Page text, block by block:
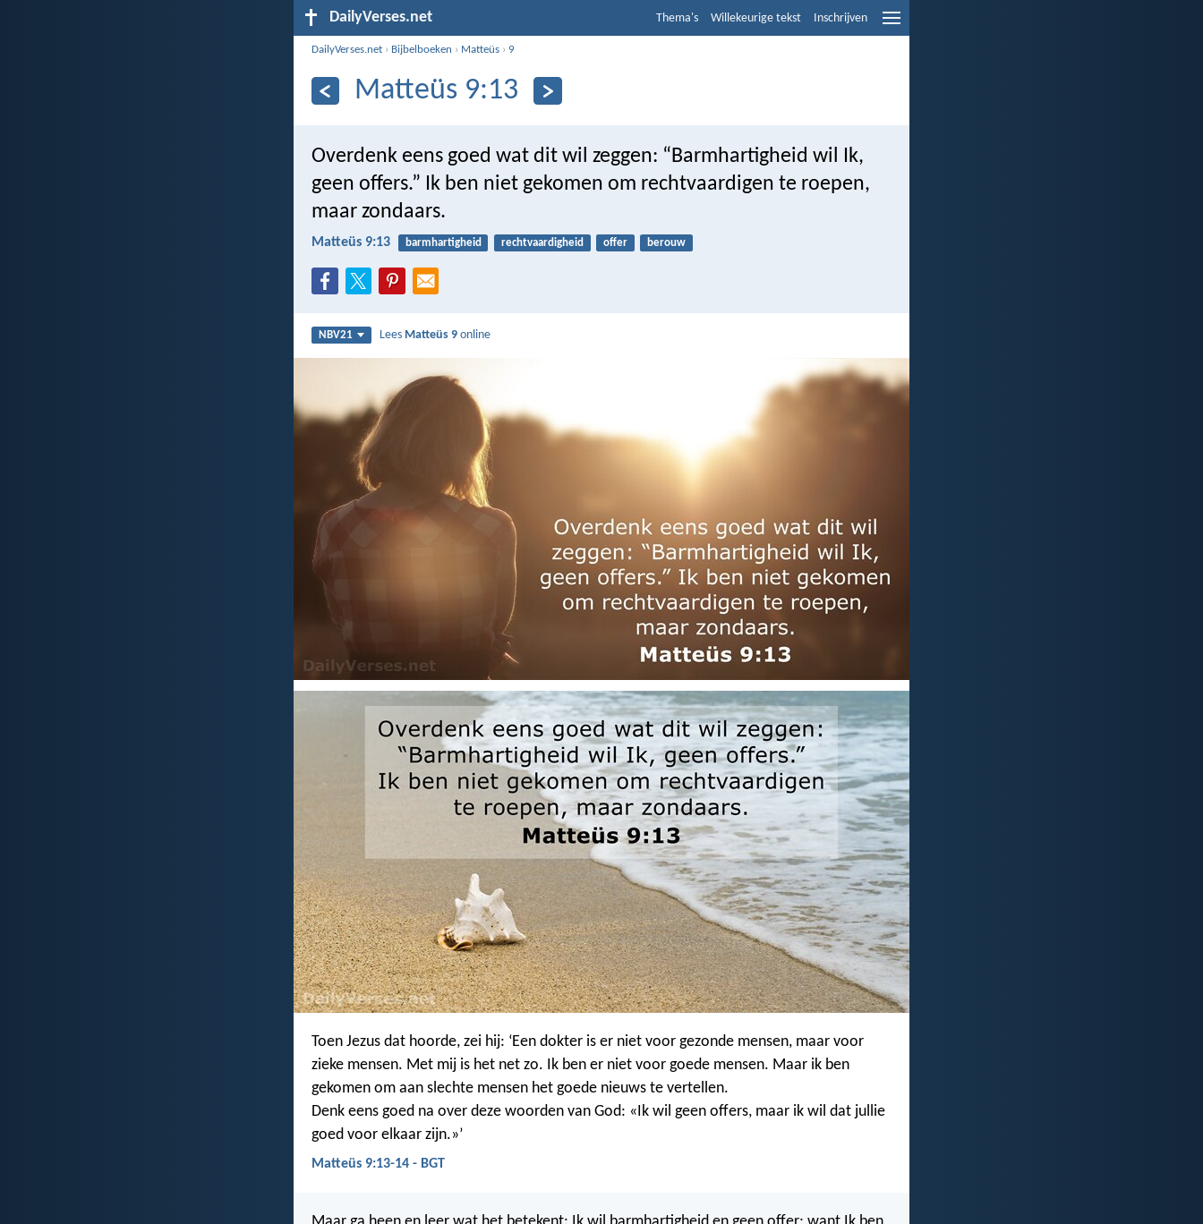
DailyVerses.net Thema's Willekeurige tekst Inschrijven
DailyVerses.net › Bijbelboeken › Matteüs › 9
Matteüs 9:13
Overdenk eens goed wat dit wil zeggen: “Barmhartigheid wil Ik,
geen offers.” Ik ben niet gekomen om rechtvaardigen te roepen,
maar zondaars.
Matteüs 9:13 barmhartigheid rechtvaardigheid offer berouw
NBV21 Lees Matteüs 9 online
Toen Jezus dat hoorde, zei hij: ‘Een dokter is er niet voor gezonde mensen, maar voor
zieke mensen. Met mij is het net zo. Ik ben er niet voor goede mensen. Maar ik ben
gekomen om aan slechte mensen het goede nieuws te vertellen.
Denk eens goed na over deze woorden van God: «Ik wil geen offers, maar ik wil dat jullie
goed voor elkaar zijn.»’
Matteüs 9:13-14 - BGT